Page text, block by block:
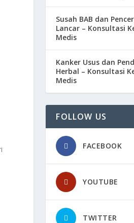
Susah BAB dan
Lancar – Konsultasi
Medis
Kanker Usus dan
Herbal – Konsultasi
Medis
FOLLOW US
FACEBOOK
YOUTUBE
TWITTER